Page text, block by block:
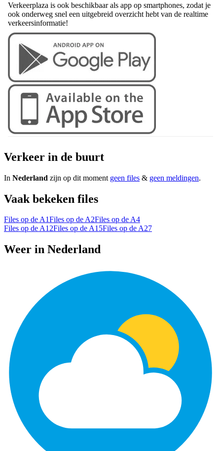
Verkeerplaza is ook beschikbaar als app op smartphones, zodat je
ook onderweg snel een uitgebreid overzicht hebt van de realtime
verkeersinformatie!
Verkeer in de buurt
In Nederland zijn op dit moment geen files & geen meldingen.
Vaak bekeken files
Files op de A1Files op de A2Files op de A4
Files op de A12Files op de A15Files op de A27
Weer in Nederland